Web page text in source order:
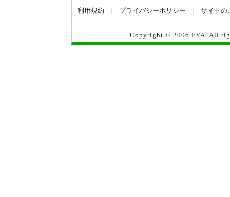
利用規約 プライバシーポリシー サイトの
Copyright © 2006 FYA. All